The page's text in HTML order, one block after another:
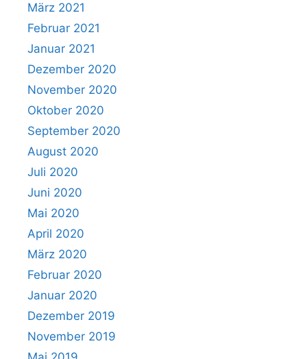
März 2021
Februar 2021
Januar 2021
Dezember 2020
November 2020
Oktober 2020
September 2020
August 2020
Juli 2020
Juni 2020
Mai 2020
April 2020
März 2020
Februar 2020
Januar 2020
Dezember 2019
November 2019